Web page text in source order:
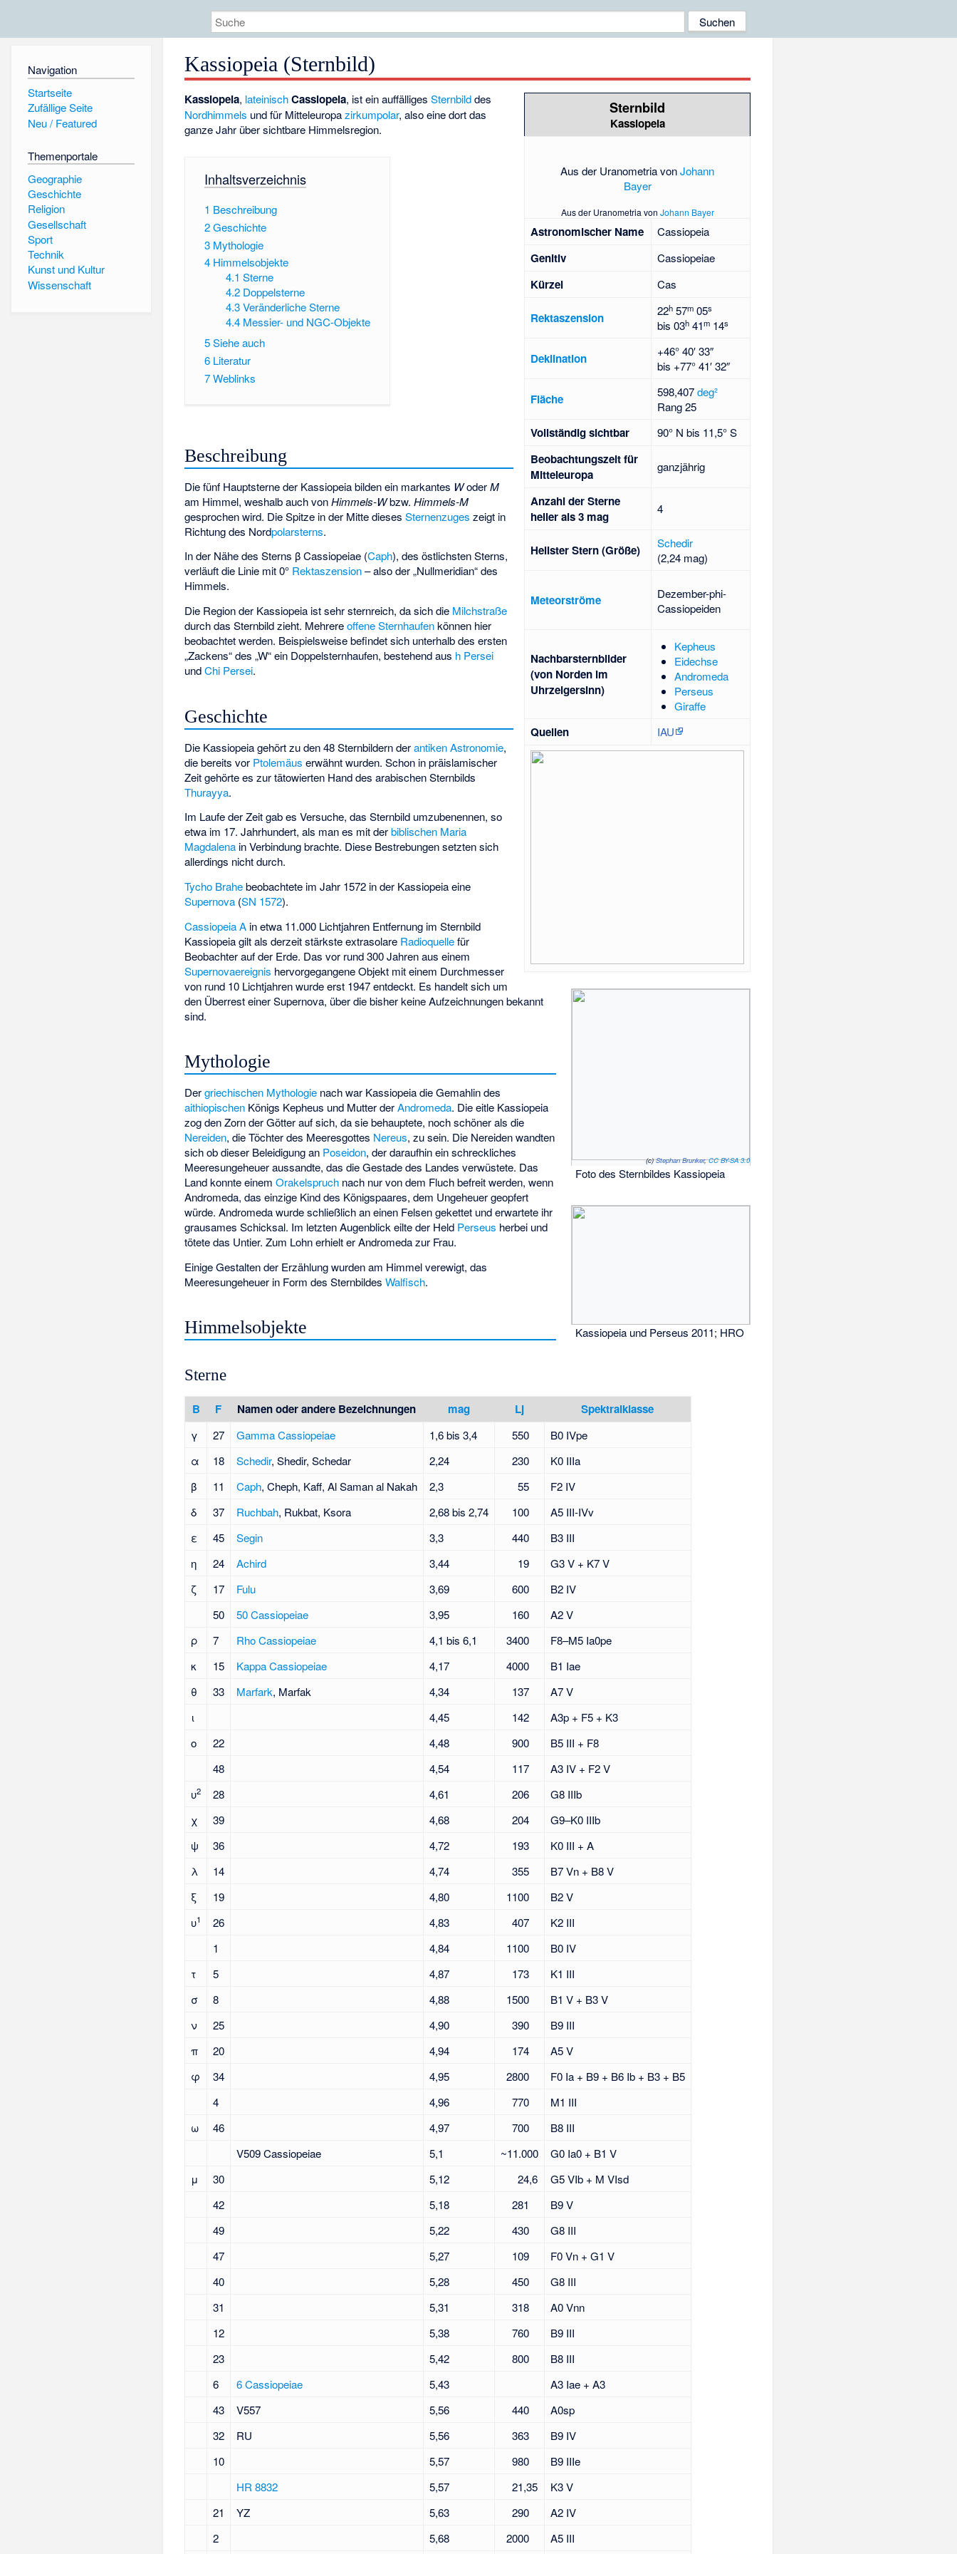
Navigation
Startseite
Zufällige Seite
Neu / Featured
Themenportale
Geographie
Geschichte
Religion
Gesellschaft
Sport
Technik
Kunst und Kultur
Wissenschaft
Kassiopeia (Sternbild)
Sternbild
Kassiopeia
Aus der Uranometria vonJohann
Bayer
Aus der Uranometria von Johann Bayer
Astronomischer Name Cassiopeia
Genitiv Cassiopeiae
Kürzel Cas
Rektaszension 22h57m05s
bis 03h41m14s
Deklination
+46° 40′ 33″
bis +77° 41′ 32″
Fläche 598,407deg²
Rang 25
Voll­stän­dig sicht­bar 90° N bis 11,5° S
Beob­achtungs­zeit für
Mittel­europa
ganzjährig
Anzahl der Sterne
heller als 3 mag
4
Hellster Stern (Größe)
Schedir
(2,24 mag)
Meteorströme
Dezember-phi-
Cassiopeiden
Nachbarsternbilder
(von Norden im
Uhrzeigersinn)
Kepheus
Eidechse
Andromeda
Perseus
Giraffe
Quellen IAU
Kassiopeia, lateinisch Cassiopeia, ist ein auffälligesSternbilddes
Nordhimmels und für Mitteleuropazirkumpolar, also eine dort das
ganze Jahr über sichtbare Himmelsregion.
Inhaltsverzeichnis
1 Beschreibung
2Geschichte
3 Mythologie
4 Himmelsobjekte
4.1 Sterne
4.2 Doppelsterne
4.3 Veränderliche Sterne
4.4 Messier- und NGC-Objekte
5Siehe auch
6 Literatur
7Weblinks
Beschreibung
Die fünf Hauptsterne der Kassiopeia bilden ein markantes WoderM
am Himmel, weshalb auch vonHimmels-Wbzw.Himmels-M
gesprochen wird. Die Spitze in der Mitte diesesSternenzuges zeigt in
Richtung des Nordpolarsterns.
In der Nähe des Sterns β Cassiopeiae (Caph), des östlichsten Sterns,
verläuft die Linie mit 0° Rektaszension– also der „Nullmeridian“ des
Himmels.
Die Region der Kassiopeia ist sehr sternreich, da sich die Milchstraße
durch das Sternbild zieht. Mehrereoffene Sternhaufenkönnen hier
beobachtet werden. Beispielsweise befindet sich unterhalb des ersten
„Zackens“ des „W“ ein Doppelsternhaufen, bestehend aus h Persei
undChi Persei.
Geschichte
(c)Stephan Brunker,CC BY-SA 3.0
Foto des Sternbildes Kassiopeia
Kassiopeia und Perseus 2011; HRO
Die Kassiopeia gehört zu den 48 Sternbildern derantiken Astronomie,
die bereits vor Ptolemäus erwähnt wurden. Schon in präislamischer
Zeit gehörte es zur tätowierten Hand des arabischen Sternbilds
Thurayya.
Im Laufe der Zeit gab es Versuche, das Sternbild umzubenennen, so
etwa im 17. Jahrhundert, als man es mit derbiblischen Maria
Magdalena in Verbindung brachte. Diese Bestrebungen setzten sich
allerdings nicht durch.
Tycho Brahebeobachtete im Jahr 1572 in der Kassiopeia eine
Supernova (SN 1572).
Cassiopeia A in etwa 11.000 Lichtjahren Entfernung im Sternbild
Kassiopeia gilt als derzeit stärkste extrasolare Radioquellefür
Beobachter auf der Erde. Das vor rund 300 Jahren aus einem
Supernovaereignis hervorgegangene Objekt mit einem Durchmesser
von rund 10 Lichtjahren wurde erst 1947 entdeckt. Es handelt sich um
den Überrest einer Supernova, über die bisher keine Aufzeichnungen bekannt
sind.
Mythologie
Dergriechischen Mythologie nach war Kassiopeiadie Gemahlin des
aithiopischen Königs Kepheus und Mutter derAndromeda. Die eitle Kassiopeia
zog den Zorn der Götter auf sich, da sie behauptete, noch schöner als die
Nereiden, die Töchter des Meeresgottes Nereus, zu sein. Die Nereiden wandten
sich ob dieser Beleidigung an Poseidon, der daraufhin ein schreckliches
Meeresungeheuer aussandte, das die Gestade des Landes verwüstete. Das
Land konnte einemOrakelspruch nach nur von dem Fluch befreit werden, wenn
Andromeda, das einzige Kind des Königspaares, dem Ungeheuer geopfert
würde. Andromeda wurde schließlich an einen Felsen gekettet und erwartete ihr
grausames Schicksal. Im letzten Augenblick eilte der Held Perseus herbei und
tötete das Untier. Zum Lohn erhielt er Andromeda zur Frau.
Einige Gestalten der Erzählung wurden am Himmel verewigt, das
Meeresungeheuer in Form des SternbildesWalfisch.
Himmelsobjekte
Sterne
B F Namen oder andere Bezeichnungen mag Lj Spektral­klasse
γ 27 Gamma Cassiopeiae 1,6 bis 3,4 550
B0 IVpe
α
18 Schedir, Shedir, Schedar 2,24 230
K0 IIIa
β
11 Caph, Cheph, Kaff, Al Saman al Nakah 2,3 55
F2 IV
δ
37 Ruchbah, Rukbat, Ksora 2,68 bis 2,74 100
A5 III-IVv
ε
45 Segin 3,3 440
B3 III
η
24 Achird 3,44 19
G3 V + K7 V
ζ
17 Fulu 3,69 600
B2 IV
50
50 Cassiopeiae 3,95 160
A2 V
ρ
7 Rho Cassiopeiae 4,1 bis 6,1 3400
F8–M5 Ia0pe
κ
15 Kappa Cassiopeiae 4,17 4000
B1 Iae
θ
33 Marfark, Marfak 4,34 137
A7 V
ι
4,45 142
A3p + F5 + K3
ο
22 4,48 900
B5 III + F8
48
4,54 117
A3 IV + F2 V
υ2 28 4,61 206
G8 IIIb
χ
39 4,68 204
G9–K0 IIIb
ψ
36 4,72 193
K0 III + A
λ
14 4,74 355
B7 Vn + B8 V
ξ
19 4,80 1100
B2 V
υ1 26 4,83 407
K2 III
1
4,84 1100
B0 IV
τ
5 4,87 173
K1 III
σ
8 4,88 1500
B1 V + B3 V
ν
25 4,90 390
B9 III
π
20 4,94 174
A5 V
φ
34 4,95 2800
F0 Ia + B9 + B6 Ib + B3 + B5
4
4,96 770
M1 III
ω
46 4,97 700
B8 III
V509 Cassiopeiae
5,1 ~11.000
G0 Ia0 + B1 V
μ
30 5,12 24,6
G5 VIb + M VIsd
42
5,18 281
B9 V
49
5,22 430
G8 III
47
5,27 109
F0 Vn + G1 V
40
5,28 450
G8 III
31
5,31 318
A0 Vnn
12
5,38 760
B9 III
23
5,42 800
B8 III
6
6 Cassiopeiae 5,43
A3 Iae + A3
43
V557 5,56 440
A0sp
32
RU 5,56 363
B9 IV
10
5,57 980
B9 IIIe
HR 8832
5,57 21,35
K3 V
21
YZ 5,63 290
A2 IV
2
5,68 2000 A5 III